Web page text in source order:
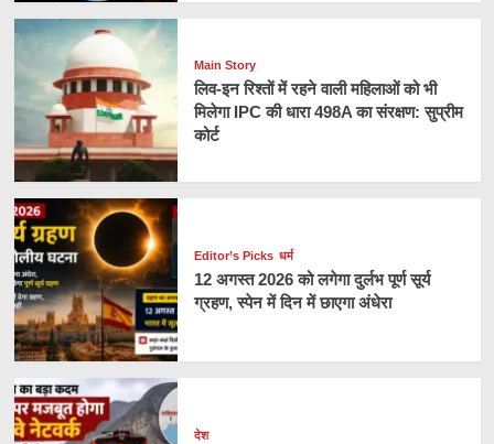
Main Story
लिव-इन रिश्तों में रहने वाली महिलाओं को भी
मिलेगा IPC की धारा 498A का संरक्षण: सुप्रीम
कोर्ट
Editor’s Picks धर्म
12 अगस्त 2026 को लगेगा दुर्लभ पूर्ण सूर्य
ग्रहण, स्पेन में दिन में छाएगा अंधेरा
देश